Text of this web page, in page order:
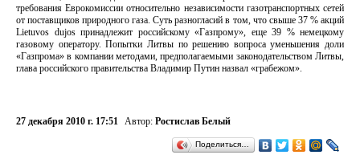
требования Еврокомиссии относительно независимости газотранспортных сетей
от поставщиков природного газа. Суть разногласий в том, что свыше 37 % акций
Lietuvos dujos принадлежит российскому «Газпрому», еще 39 % немецкому
газовому оператору. Попытки Литвы по решению вопроса уменьшения доли
«Газпрома» в компании методами, предполагаемыми законодательством Литвы,
глава российского правительства Владимир Путин назвал «грабежом».
27 декабря 2010 г. 17:51 Автор: Ростислав Белый
Поделиться…